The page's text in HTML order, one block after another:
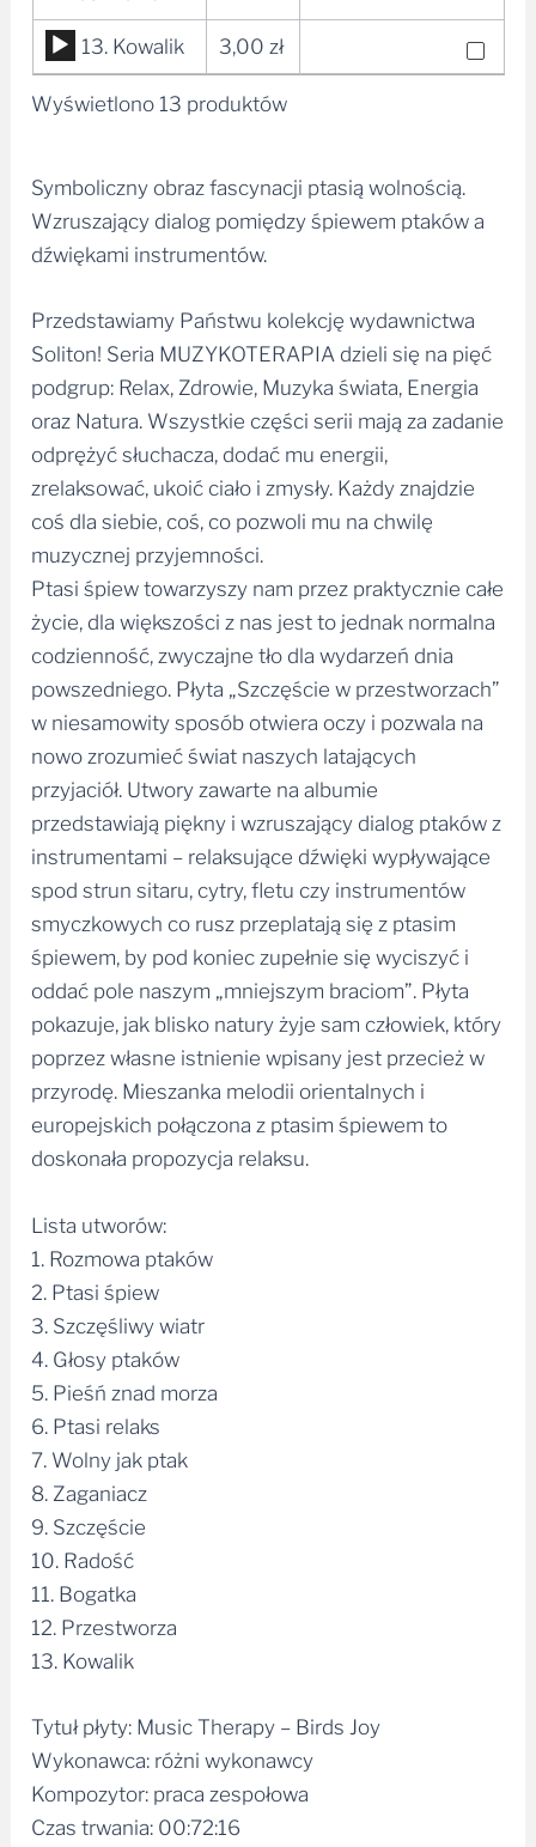
dźwiękowych
Odtwarzacz
plików
dźwiękowych
13. Kowalik 3,00 zł
Wyświetlono 13 produktów
Symboliczny obraz fascynacji ptasią wolnością.
Wzruszający dialog pomiędzy śpiewem ptaków a
dźwiękami instrumentów.
Przedstawiamy Państwu kolekcję wydawnictwa
Soliton! Seria MUZYKOTERAPIA dzieli się na pięć
podgrup: Relax, Zdrowie, Muzyka świata, Energia
oraz Natura. Wszystkie części serii mają za zadanie
odprężyć słuchacza, dodać mu energii,
zrelaksować, ukoić ciało i zmysły. Każdy znajdzie
coś dla siebie, coś, co pozwoli mu na chwilę
muzycznej przyjemności.
Ptasi śpiew towarzyszy nam przez praktycznie całe
życie, dla większości z nas jest to jednak normalna
codzienność, zwyczajne tło dla wydarzeń dnia
powszedniego. Płyta „Szczęście w przestworzach”
w niesamowity sposób otwiera oczy i pozwala na
nowo zrozumieć świat naszych latających
przyjaciół. Utwory zawarte na albumie
przedstawiają piękny i wzruszający dialog ptaków z
instrumentami – relaksujące dźwięki wypływające
spod strun sitaru, cytry, fletu czy instrumentów
smyczkowych co rusz przeplatają się z ptasim
śpiewem, by pod koniec zupełnie się wyciszyć i
oddać pole naszym „mniejszym braciom”. Płyta
pokazuje, jak blisko natury żyje sam człowiek, który
poprzez własne istnienie wpisany jest przecież w
przyrodę. Mieszanka melodii orientalnych i
europejskich połączona z ptasim śpiewem to
doskonała propozycja relaksu.
Lista utworów:
1. Rozmowa ptaków
2. Ptasi śpiew
3. Szczęśliwy wiatr
4. Głosy ptaków
5. Pieśń znad morza
6. Ptasi relaks
7. Wolny jak ptak
8. Zaganiacz
9. Szczęście
10. Radość
11. Bogatka
12. Przestworza
13. Kowalik
Tytuł płyty: Music Therapy – Birds Joy
Wykonawca: różni wykonawcy
Kompozytor: praca zespołowa
Czas trwania: 00:72:16